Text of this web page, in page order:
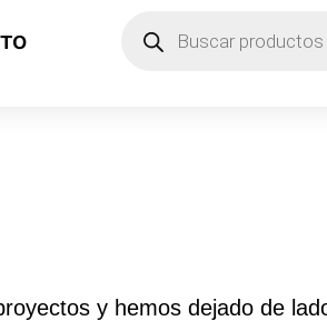
de
y hemos dejado de